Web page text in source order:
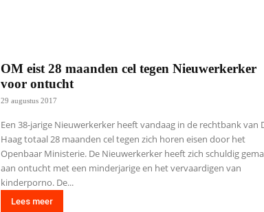
OM eist 28 maanden cel tegen Nieuwerkerker
voor ontucht
29 augustus 2017
Een 38-jarige Nieuwerkerker heeft vandaag in de rechtbank van
Haag totaal 28 maanden cel tegen zich horen eisen door het
Openbaar Ministerie. De Nieuwerkerker heeft zich schuldig
aan ontucht met een minderjarige en het vervaardigen van
kinderporno. De...
Lees meer